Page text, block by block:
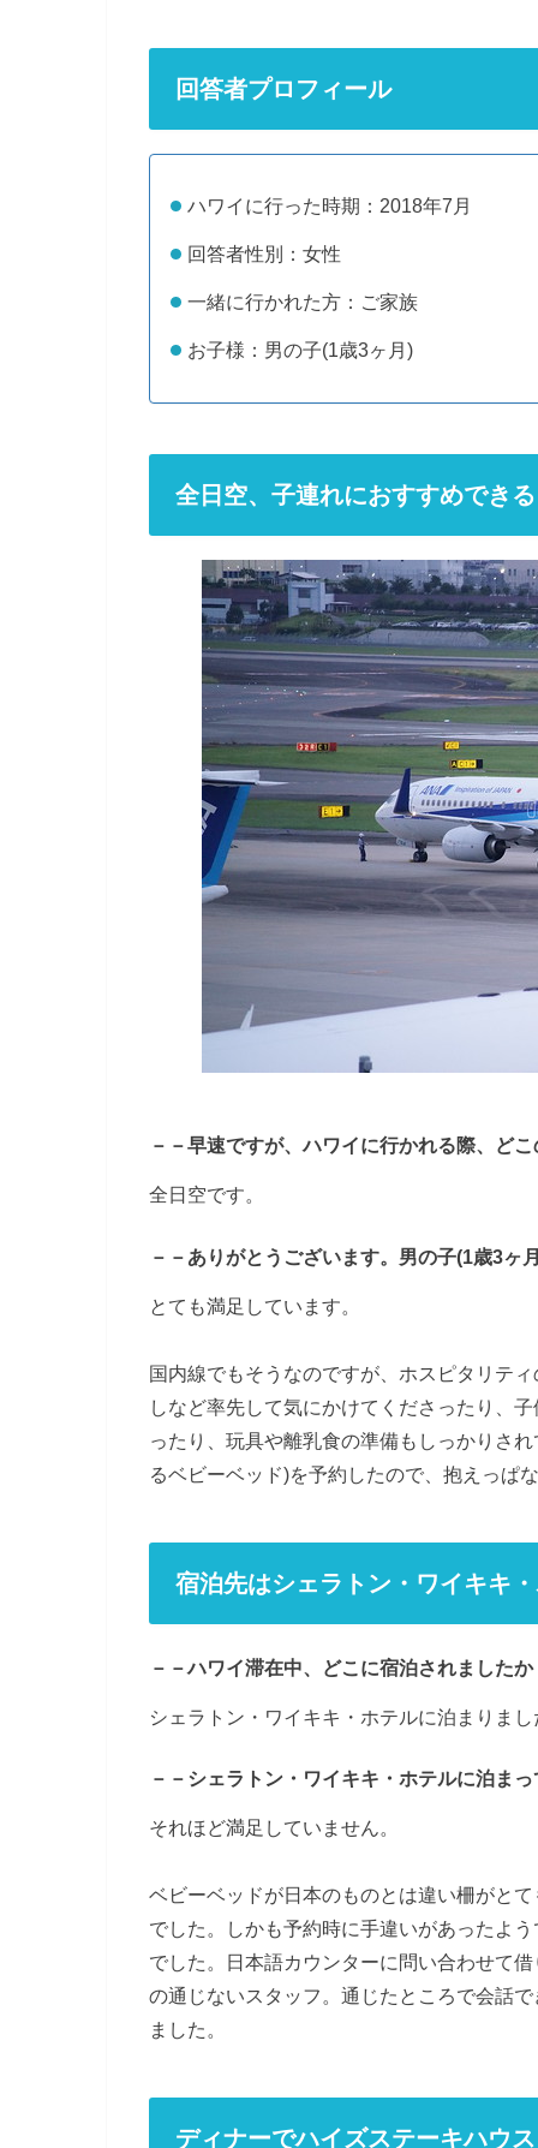
回答者プロフィール
ハワイに行った時期：2018年7月
回答者性別：女性
一緒に行かれた方：ご家族
お子様：男の子(1歳3ヶ月)
全日空、子連れにおすすめでき
－－早速ですが、ハワイに行かれる際、ど
全日空です。
－－ありがとうございます。男の子(1歳3ヶ
とても満足しています。
国内線でもそうなのですが、ホスピタリテ
しなど率先して気にかけてくださったり、
ったり、玩具や離乳食の準備もしっかりさ
るベビーベッド)を予約したので、抱えっぱ
宿泊先はシェラトン・ワイキキ
－－ハワイ滞在中、どこに宿泊されましたか
シェラトン・ワイキキ・ホテルに泊まりまし
－－シェラトン・ワイキキ・ホテルに泊ま
それほど満足していません。
ベビーベッドが日本のものとは違い柵がと
でした。しかも予約時に手違いがあったよ
でした。日本語カウンターに問い合わせて
の通じないスタッフ。通じたところで会話
ました。
ディナーでハイズステーキハウ